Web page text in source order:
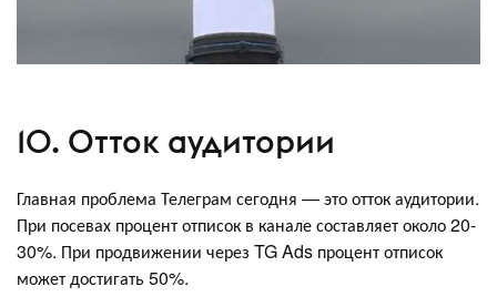
10. Отток аудитории
Главная проблема Телеграм сегодня — это отток аудитории.
При посевах процент отписок в канале составляет около 20-
30%. При продвижении через TG Ads процент отписок
может достигать 50%.